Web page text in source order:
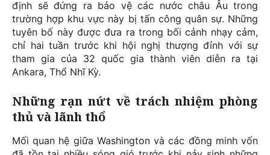
định sẽ đứng ra bảo vệ các nước châu Âu trong
trường hợp khu vực này bị tấn công quân sự. Những
tuyên bố này được đưa ra trong bối cảnh nhạy cảm,
chỉ hai tuần trước khi hội nghị thượng đỉnh với sự
tham gia của 32 quốc gia thành viên diễn ra tại
Ankara, Thổ Nhĩ Kỳ.
Những rạn nứt về trách nhiệm phòng
thủ và lãnh thổ
Mối quan hệ giữa Washington và các đồng minh vốn